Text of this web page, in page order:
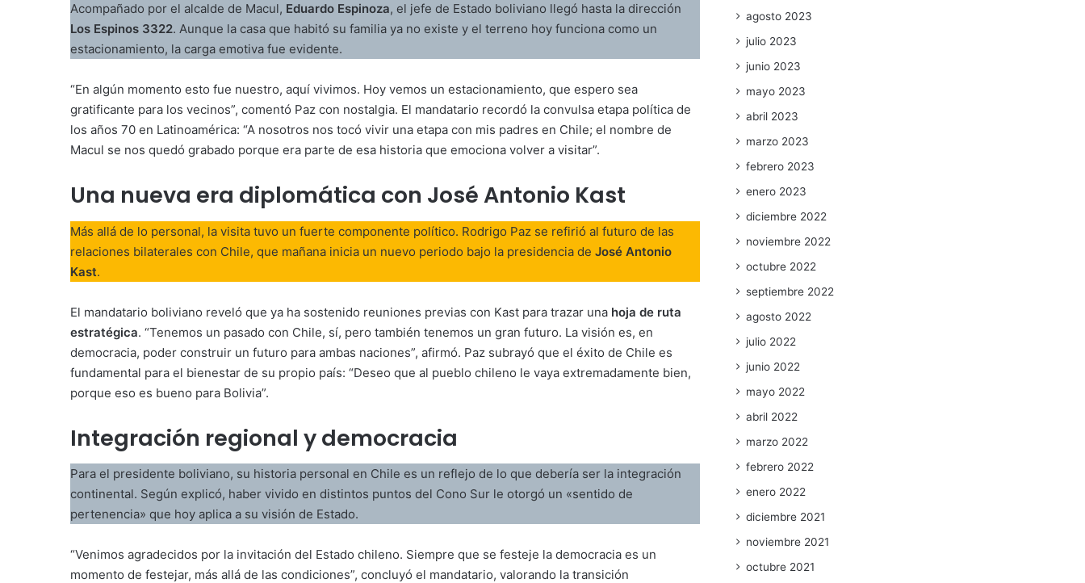
Acompañado por el alcalde de Macul, Eduardo Espinoza, el jefe de Estado boliviano llegó hasta la dirección
Los Espinos 3322. Aunque la casa que habitó su familia ya no existe y el terreno hoy funciona como un
estacionamiento, la carga emotiva fue evidente.
“En algún momento esto fue nuestro, aquí vivimos. Hoy vemos un estacionamiento, que espero sea
gratificante para los vecinos”, comentó Paz con nostalgia. El mandatario recordó la convulsa etapa política de
los años 70 en Latinoamérica: “A nosotros nos tocó vivir una etapa con mis padres en Chile; el nombre de
Macul se nos quedó grabado porque era parte de esa historia que emociona volver a visitar”.
Una nueva era diplomática con José Antonio Kast
Más allá de lo personal, la visita tuvo un fuerte componente político. Rodrigo Paz se refirió al futuro de las
relaciones bilaterales con Chile, que mañana inicia un nuevo periodo bajo la presidencia de José Antonio
Kast.
El mandatario boliviano reveló que ya ha sostenido reuniones previas con Kast para trazar una hoja de ruta
estratégica. “Tenemos un pasado con Chile, sí, pero también tenemos un gran futuro. La visión es, en
democracia, poder construir un futuro para ambas naciones”, afirmó. Paz subrayó que el éxito de Chile es
fundamental para el bienestar de su propio país: “Deseo que al pueblo chileno le vaya extremadamente bien,
porque eso es bueno para Bolivia”.
Integración regional y democracia
Para el presidente boliviano, su historia personal en Chile es un reflejo de lo que debería ser la integración
continental. Según explicó, haber vivido en distintos puntos del Cono Sur le otorgó un «sentido de
pertenencia» que hoy aplica a su visión de Estado.
“Venimos agradecidos por la invitación del Estado chileno. Siempre que se festeje la democracia es un
momento de festejar, más allá de las condiciones”, concluyó el mandatario, valorando la transición
agosto 2023
julio 2023
junio 2023
mayo 2023
abril 2023
marzo 2023
febrero 2023
enero 2023
diciembre 2022
noviembre 2022
octubre 2022
septiembre 2022
agosto 2022
julio 2022
junio 2022
mayo 2022
abril 2022
marzo 2022
febrero 2022
enero 2022
diciembre 2021
noviembre 2021
octubre 2021